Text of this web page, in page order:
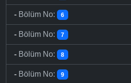
- Bölüm No: 6
- Bölüm No: 7
- Bölüm No: 8
- Bölüm No: 9